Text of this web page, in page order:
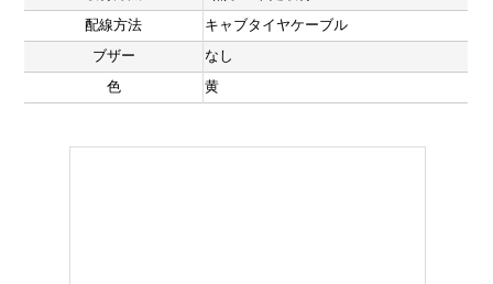
配線方法
キャブタイヤケーブル
ブザー
なし
色
黄